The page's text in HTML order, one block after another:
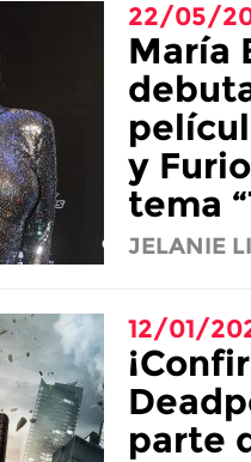
22/05/
María
y
tema
JELANIE
12/01/
parte